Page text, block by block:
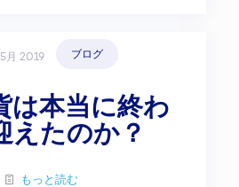
月 2019 ブログ
は本当に終わ
えたのか？
もっと読む